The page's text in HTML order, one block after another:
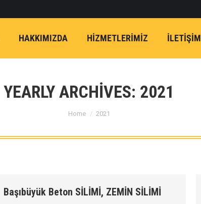
HAKKIMIZDA HİZMETLERİMİZ İLETIŞIM
YEARLY ARCHIVES: 2021
You are here:
Home 2021
Başıbüyük Beton SİLİMİ, ZEMİN SİLİMİ